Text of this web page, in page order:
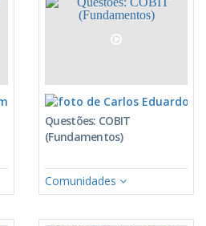
Fernando Palma
Questões: COBIT
(Fundamentos)
Comunidades